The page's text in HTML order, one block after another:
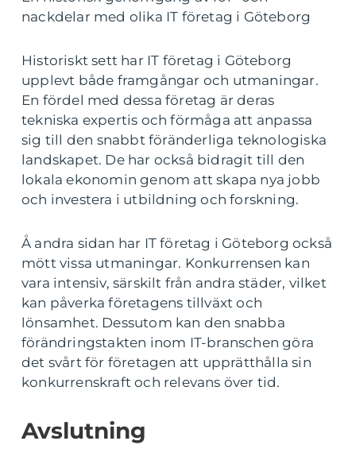
nackdelar med olika IT företag i Göteborg
Historiskt sett har IT företag i Göteborg
upplevt både framgångar och utmaningar.
En fördel med dessa företag är deras
tekniska expertis och förmåga att anpassa
sig till den snabbt föränderliga teknologiska
landskapet. De har också bidragit till den
lokala ekonomin genom att skapa nya jobb
och investera i utbildning och forskning.
Å andra sidan har IT företag i Göteborg också
mött vissa utmaningar. Konkurrensen kan
vara intensiv, särskilt från andra städer, vilket
kan påverka företagens tillväxt och
lönsamhet. Dessutom kan den snabba
förändringstakten inom IT-branschen göra
det svårt för företagen att upprätthålla sin
konkurrenskraft och relevans över tid.
Avslutning